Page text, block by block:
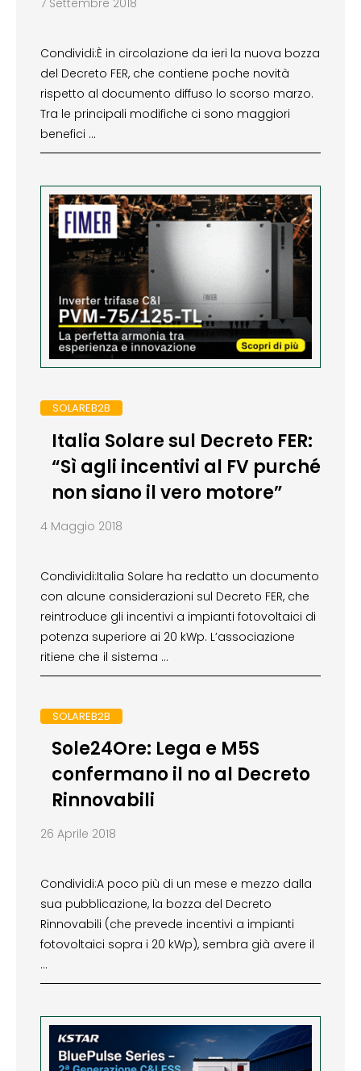
Condividi:È in circolazione da ieri la nuova bozza
del Decreto FER, che contiene poche novità
rispetto al documento diffuso lo scorso marzo.
Tra le principali modifiche ci sono maggiori
benefici …
SOLAREB2B
Italia Solare sul Decreto FER:
“Sì agli incentivi al FV purché
non siano il vero motore”
4 Maggio 2018
Condividi:Italia Solare ha redatto un documento
con alcune considerazioni sul Decreto FER, che
reintroduce gli incentivi a impianti fotovoltaici di
potenza superiore ai 20 kWp. L’associazione
ritiene che il sistema …
SOLAREB2B
Sole24Ore: Lega e M5S
confermano il no al Decreto
Rinnovabili
26 Aprile 2018
Condividi:A poco più di un mese e mezzo dalla
sua pubblicazione, la bozza del Decreto
Rinnovabili (che prevede incentivi a impianti
fotovoltaici sopra i 20 kWp), sembra già avere il
…